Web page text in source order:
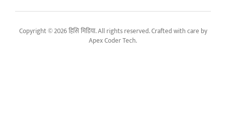
Copyright © 2026 हिसि मिडिया. All rights reserved. Crafted with care by
Apex Coder Tech.